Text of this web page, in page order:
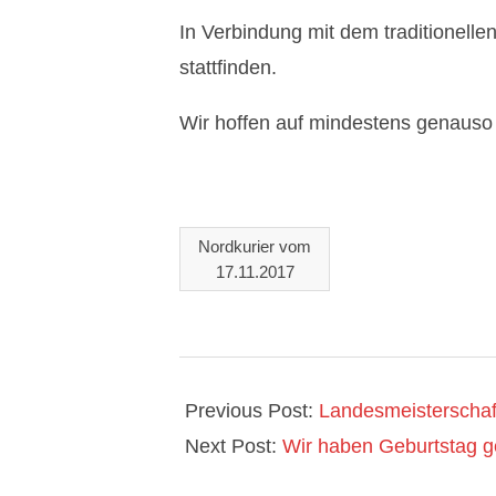
e
u
s
r
e
l
i
t
In Verbindung mit dem
stattfinden.
Wir hoffen auf mindestens
Nordkurier vom
17.11.2017
11-
27
Previous Post:
Next Post: Wir haben Geburtstag